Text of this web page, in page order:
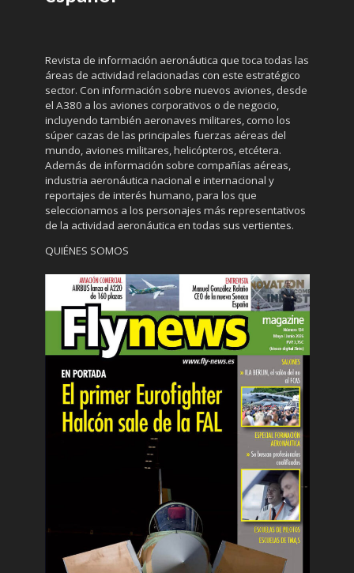
Revista de información aeronáutica que toca todas las
áreas de actividad relacionadas con este estratégico
sector. Con información sobre nuevos aviones, desde
el A380 a los aviones corporativos o de negocio,
incluyendo también aeronaves militares, como los
súper cazas de las principales fuerzas aéreas del
mundo, aviones militares, helicópteros, etcétera.
Además de información sobre compañías aéreas,
industria aeronáutica nacional e internacional y
reportajes de interés humano, para los que
seleccionamos a los personajes más representativos
de la actividad aeronáutica en todas sus vertientes.
QUIÉNES SOMOS